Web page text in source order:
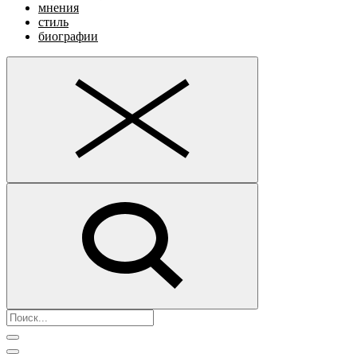
мнения
стиль
биографии